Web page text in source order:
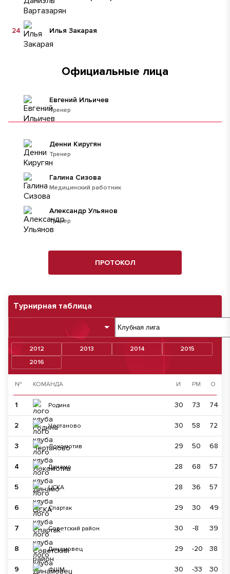
Турнирная таблица
2012 2013 2014
2015
2016
№ КОМАНДА И РМ О
1 Родина 30 73 74
2 Чертаново 30 58 72
3 Локомотив 29 50 68
4 Динамо 28 68 57
5 ЦСКА 28 36 57
6 Спартак 29 30 49
7 Советский район 30 -8 39
8 Динамовец 29 -20 38
9 ФШМ 30 -33 30
Илья Закарая
24
Официальные лица
Тренер
Евгений Ильичев
Тренер
Денни Киругян
Медицинский работник
Галина Сизова
Тренер
Александр Ульянов
ПРОТОКОЛ